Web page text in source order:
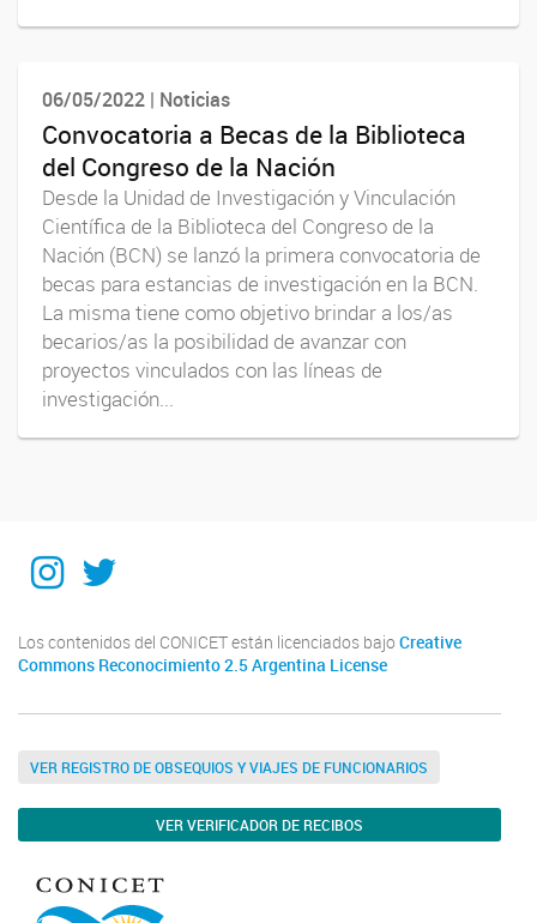
06/05/2022 | Noticias
Convocatoria a Becas de la Biblioteca
del Congreso de la Nación
Desde la Unidad de Investigación y Vinculación
Científica de la Biblioteca del Congreso de la
Nación (BCN) se lanzó la primera convocatoria de
becas para estancias de investigación en la BCN.
La misma tiene como objetivo brindar a los/as
becarios/as la posibilidad de avanzar con
proyectos vinculados con las líneas de
investigación...
Instagram
Twitter
Los contenidos del CONICET están licenciados bajo Creative
Commons Reconocimiento 2.5 Argentina License
VER REGISTRO DE OBSEQUIOS Y VIAJES DE FUNCIONARIOS
VER VERIFICADOR DE RECIBOS